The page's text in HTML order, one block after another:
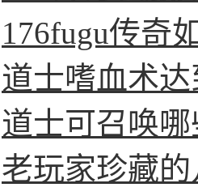
176fugu传奇
道士嗜血术
道士可召唤
老玩家珍藏